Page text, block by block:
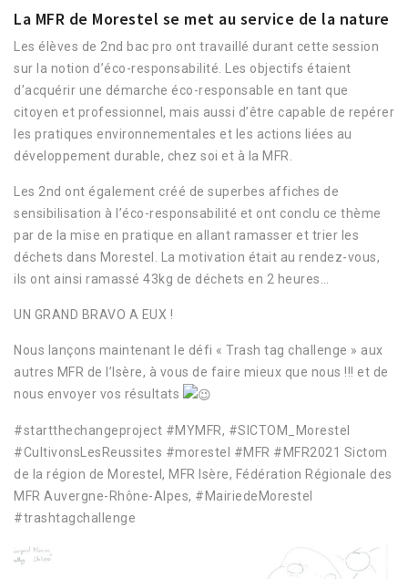
La MFR de Morestel se met au service de la nature
Les élèves de 2nd bac pro ont travaillé durant cette session
sur la notion d’éco-responsabilité. Les objectifs étaient
d’acquérir une démarche éco-responsable en tant que
citoyen et professionnel, mais aussi d’être capable de repérer
les pratiques environnementales et les actions liées au
développement durable, chez soi et à la MFR.
Les 2nd ont également créé de superbes affiches de
sensibilisation à l’éco-responsabilité et ont conclu ce thème
par de la mise en pratique en allant ramasser et trier les
déchets dans Morestel. La motivation était au rendez-vous,
ils ont ainsi ramassé 43kg de déchets en 2 heures…
UN GRAND BRAVO A EUX !
Nous lançons maintenant le défi « Trash tag challenge » aux
autres MFR de l’Isère, à vous de faire mieux que nous !!! et de
nous envoyer vos résultats
#startthechangeproject #MYMFR, #SICTOM_Morestel
#CultivonsLesReussites #morestel #MFR #MFR2021 Sictom
de la région de Morestel, MFR Isère, Fédération Régionale des
MFR Auvergne-Rhône-Alpes, #MairiedeMorestel
#trashtagchallenge